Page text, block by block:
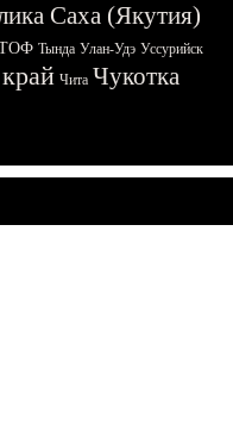
Саха (Якутия)
Тында Улан-Удэ Уссурийск
Чита Чукотка